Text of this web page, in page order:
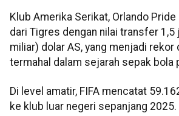
Klub Amerika Serikat, Orlando
dari Tigres dengan nilai transfer
miliar) dolar AS, yang menjadi
termahal dalam sejarah sepak bola
Di level amatir, FIFA mencatat
ke klub luar negeri sepanjang